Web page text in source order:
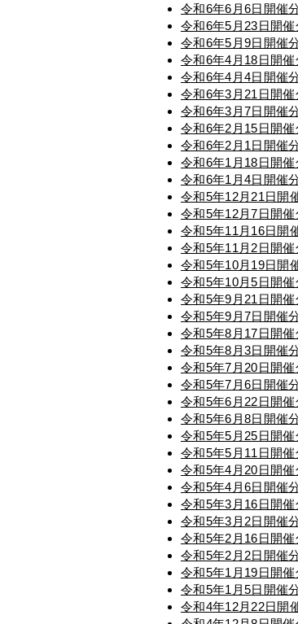
令和6年6月6日開催
令和6年5月23日開催
令和6年5月9日開催
令和6年4月18日開催
令和6年4月4日開催
令和6年3月21日開催
令和6年3月7日開催
令和6年2月15日開催
令和6年2月1日開催
令和6年1月18日開催
令和6年1月4日開催
令和5年12月21日開
令和5年12月7日開催
令和5年11月16日開
令和5年11月2日開催
令和5年10月19日開
令和5年10月5日開催
令和5年9月21日開催
令和5年9月7日開催
令和5年8月17日開催
令和5年8月3日開催
令和5年7月20日開催
令和5年7月6日開催
令和5年6月22日開催
令和5年6月8日開催
令和5年5月25日開催
令和5年5月11日開催
令和5年4月20日開催
令和5年4月6日開催
令和5年3月16日開催
令和5年3月2日開催
令和5年2月16日開催
令和5年2月2日開催
令和5年1月19日開催
令和5年1月5日開催
令和4年12月22日開